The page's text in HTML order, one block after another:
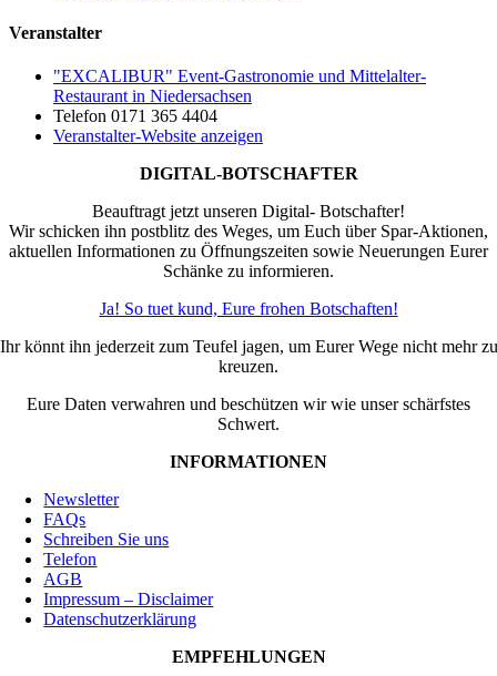
Veranstalter
"EXCALIBUR" Event-Gastronomie und Mittelalter-
Restaurant in Niedersachsen
Telefon 0171 365 4404
Veranstalter-Website anzeigen
DIGITAL-BOTSCHAFTER
Beauftragt jetzt unseren Digital- Botschafter!
Wir schicken ihn postblitz des Weges, um Euch über Spar-Aktionen,
aktuellen Informationen zu Öffnungszeiten sowie Neuerungen Eurer
Schänke zu informieren.
Ja! So tuet kund, Eure frohen Botschaften!
Ihr könnt ihn jederzeit zum Teufel jagen, um Eurer Wege nicht mehr zu
kreuzen.
Eure Daten verwahren und beschützen wir wie unser schärfstes
Schwert.
INFORMATIONEN
Newsletter
FAQs
Schreiben Sie uns
Telefon
AGB
Impressum – Disclaimer
Datenschutzerklärung
EMPFEHLUNGEN